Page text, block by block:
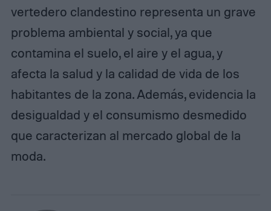
vertedero clandestino representa un grave
problema ambiental y social, ya que
contamina el suelo, el aire y el agua, y
afecta la salud y la calidad de vida de los
habitantes de la zona. Además, evidencia la
desigualdad y el consumismo desmedido
que caracterizan al mercado global de la
moda.